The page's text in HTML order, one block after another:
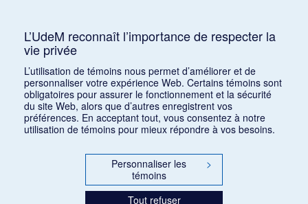
L’UdeM reconnaît l’importance de respecter la
vie privée
L’utilisation de témoins nous permet d’améliorer et de
personnaliser votre expérience Web. Certains témoins sont
obligatoires pour assurer le fonctionnement et la sécurité
du site Web, alors que d’autres enregistrent vos
préférences. En acceptant tout, vous consentez à notre
utilisation de témoins pour mieux répondre à vos besoins.
Personnaliser les
témoins
>
Tout refuser